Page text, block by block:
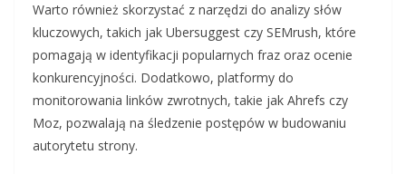
Warto również skorzystać z narzędzi do analizy słów
kluczowych, takich jak Ubersuggest czy SEMrush, które
pomagają w identyfikacji popularnych fraz oraz ocenie
konkurencyjności. Dodatkowo, platformy do
monitorowania linków zwrotnych, takie jak Ahrefs czy
Moz, pozwalają na śledzenie postępów w budowaniu
autorytetu strony.